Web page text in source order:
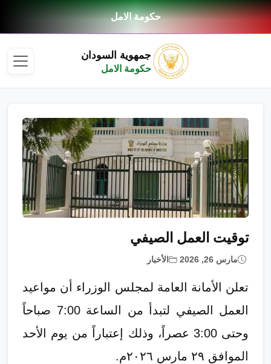
حكومة الامل
جمهوية السودان
حكومة الامل
توقيت العمل الصيفي
مارس 26, 2026 الأخبار
تعلن الأمانة العامة لمجلس الوزراء أن مواعيد
العمل الصيفي لتبدأ من الساعة 7:00 صباحاً
وحتى 3:00 عصراً، وذلك إعتباراً من يوم الأحد
الموافق ٢٩ مارس ٢٠٢٦م.